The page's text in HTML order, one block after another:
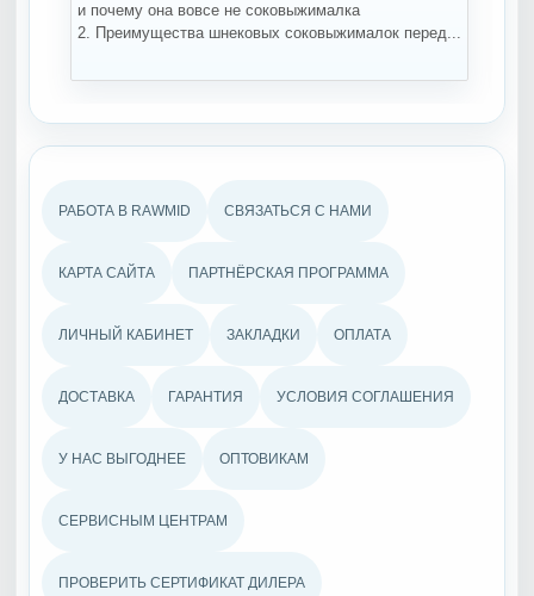
и почему она вовсе не соковыжималка
2. Преимущества шнековых соковыжималок перед...
РАБОТА В RAWMID СВЯЗАТЬСЯ С НАМИ
КАРТА САЙТА ПАРТНЁРСКАЯ ПРОГРАММА
ЛИЧНЫЙ КАБИНЕТ ЗАКЛАДКИ ОПЛАТА
ДОСТАВКА ГАРАНТИЯ УСЛОВИЯ СОГЛАШЕНИЯ
У НАС ВЫГОДНЕЕ ОПТОВИКАМ
СЕРВИСНЫМ ЦЕНТРАМ
ПРОВЕРИТЬ СЕРТИФИКАТ ДИЛЕРА